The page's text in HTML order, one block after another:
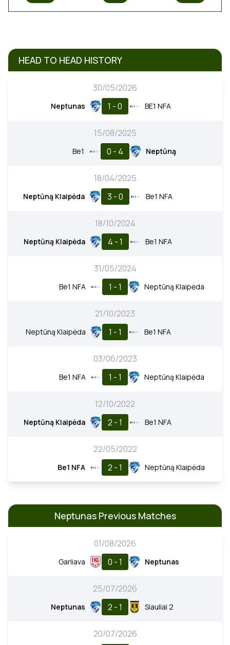
HEAD TO HEAD HISTORY
30/05/2026
Neptunas 1 - 0 BE1 NFA
15/08/2025
Be1 0 - 4 Neptūną
18/04/2025
Neptūną Klaipėda 3 - 0 Be1 NFA
18/10/2024
Neptūną Klaipėda 4 - 1 Be1 NFA
31/05/2024
Be1 NFA 1 - 1 Neptūną Klaipėda
21/10/2023
Neptūną Klaipėda 1 - 1 Be1 NFA
03/06/2023
Be1 NFA 1 - 1 Neptūną Klaipėda
12/10/2022
Neptūną Klaipėda 2 - 1 Be1 NFA
22/05/2022
Be1 NFA 2 - 1 Neptūną Klaipėda
Neptunas Previous Matches
01/08/2026
Garliava 0 - 1 Neptunas
25/07/2026
Neptunas 2 - 1 Siauliai 2
20/07/2026